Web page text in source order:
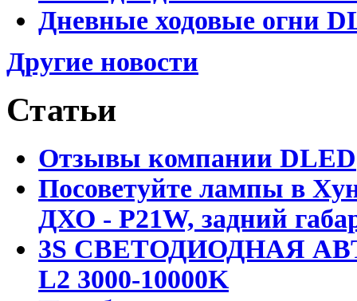
Дневные ходовые огни
Другие новости
Статьи
Отзывы компании DLED
Посоветуйте лампы в
ДХО - P21W, задний
3S СВЕТОДИОДНАЯ
L2 3000-10000K